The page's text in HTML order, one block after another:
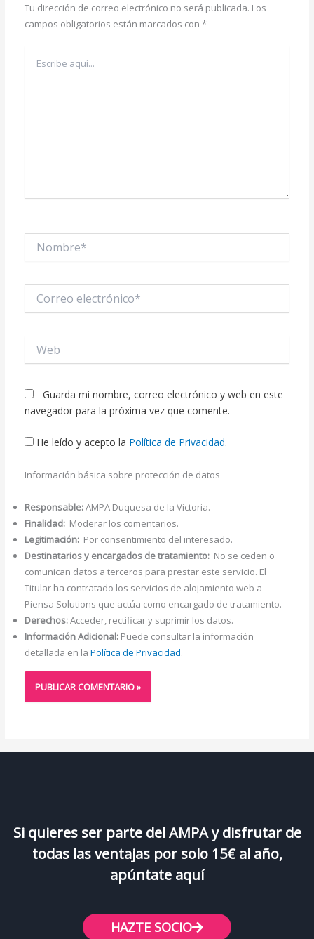
Tu dirección de correo electrónico no será publicada. Los
campos obligatorios están marcados con *
aquí...
electrónico*
Guarda mi nombre, correo electrónico y web en este
navegador para la próxima vez que comente.
He leído y acepto la Política de Privacidad.
Información básica sobre protección de datos
Responsable:AMPA Duquesa de la Victoria.
Finalidad:Moderar los comentarios.
Legitimación:Por consentimiento del interesado.
Destinatarios y encargados de tratamiento:No se ceden o
comunican datos a terceros para prestar este servicio. El
Titular ha contratado los servicios de alojamiento web a
Piensa Solutions que actúa como encargado de tratamiento.
Derechos:Acceder, rectificar y suprimir los datos.
Información Adicional:Puede consultar la información
detallada en la Política de Privacidad.
Si quieres ser parte del AMPA y disfrutar de
todas las ventajas por solo 15€ al año,
apúntate aquí
HAZTE SOCIO